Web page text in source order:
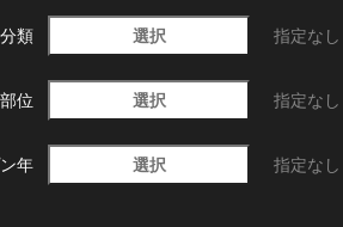
類 選択 指定なし
部位 選択 指定なし
年 選択 指定なし